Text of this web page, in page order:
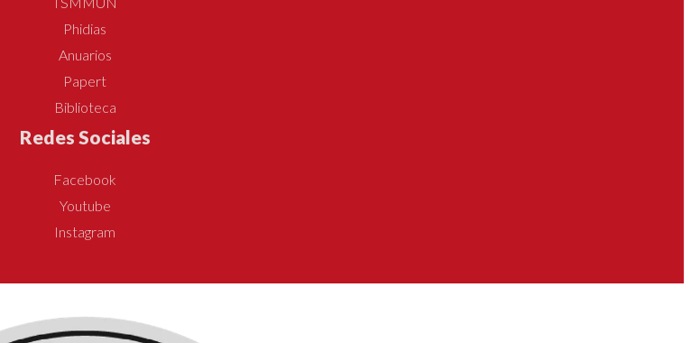
Phidias
Anuarios
Papert
Biblioteca
Redes Sociales
Facebook
Youtube
Instagram